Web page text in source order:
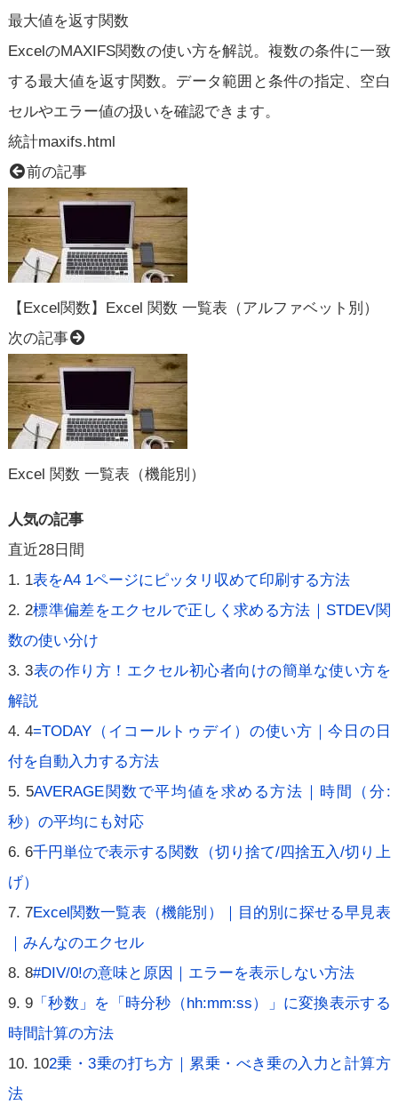
最大値を返す関数
ExcelのMAXIFS関数の使い方を解説。複数の条件に一致
する最大値を返す関数。データ範囲と条件の指定、空白
セルやエラー値の扱いを確認できます。
統計maxifs.html
前の記事
【Excel関数】Excel 関数 一覧表（アルファベット別）
次の記事
Excel 関数 一覧表（機能別）
人気の記事
直近28日間
1表をA4 1ページにピッタリ収めて印刷する方法
2標準偏差をエクセルで正しく求める方法｜STDEV関
数の使い分け
3表の作り方！エクセル初心者向けの簡単な使い方を
解説
4=TODAY（イコールトゥデイ）の使い方｜今日の日
付を自動入力する方法
5AVERAGE関数で平均値を求める方法｜時間（分:
秒）の平均にも対応
6千円単位で表示する関数（切り捨て/四捨五入/切り上
げ）
7Excel関数一覧表（機能別）｜目的別に探せる早見表
｜みんなのエクセル
8#DIV/0!の意味と原因｜エラーを表示しない方法
9「秒数」を「時分秒（hh:mm:ss）」に変換表示する
時間計算の方法
102乗・3乗の打ち方｜累乗・べき乗の入力と計算方
法